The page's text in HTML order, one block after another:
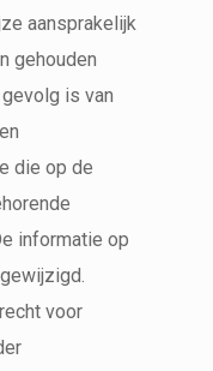
aansprakelijk
gehouden
is van
die op de
informatie op
voor